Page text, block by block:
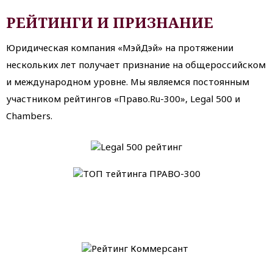
РЕЙТИНГИ И ПРИЗНАНИЕ
Юридическая компания «МэйДэй» на протяжении
нескольких лет получает признание на общероссийском
и международном уровне. Мы являемся постоянным
участником рейтингов «Право.Ru-300», Legal 500 и
Chambers.